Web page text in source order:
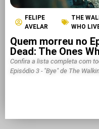
FELIPE
AVELAR
THE
WHO
Quem morreu no
Dead: The Ones
Confira a lista completa com
Episódio 3 - "Bye" de The